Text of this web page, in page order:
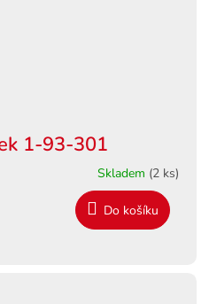
1-93-301
Skladem (2 ks)
Do košíku